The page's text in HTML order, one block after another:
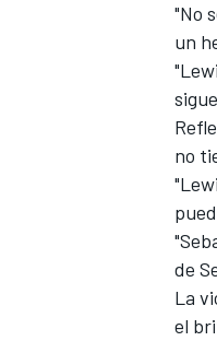
"No
un
no
"
de
La
el